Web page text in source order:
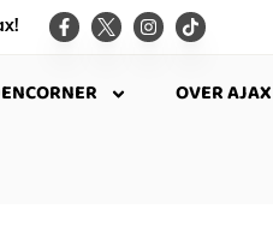
OVER AJAX